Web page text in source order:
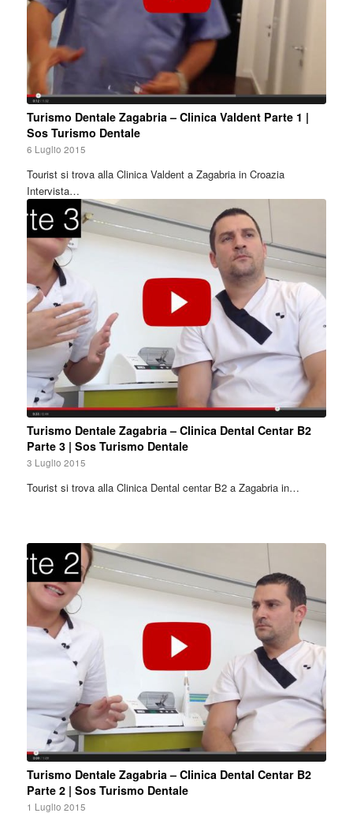
Turismo Dentale Zagabria – Clinica Valdent Parte 1 |
Sos Turismo Dentale
6 Luglio 2015
Tourist si trova alla Clinica Valdent a Zagabria in Croazia
Intervista…
Turismo Dentale Zagabria – Clinica Dental Centar B2
Parte 3 | Sos Turismo Dentale
3 Luglio 2015
Tourist si trova alla Clinica Dental centar B2 a Zagabria in…
Turismo Dentale Zagabria – Clinica Dental Centar B2
Parte 2 | Sos Turismo Dentale
1 Luglio 2015